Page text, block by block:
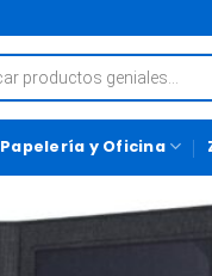
Papelería y Oficina